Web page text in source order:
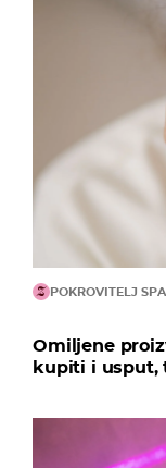
POKROVITELJ
Omiljene
kupiti i usput,